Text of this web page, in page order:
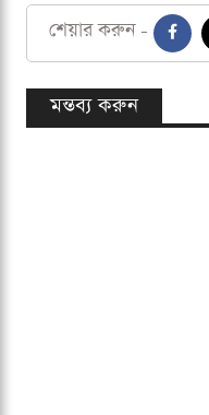
লড়াই করা ব্যাটার। তবে
করবিন বশ (২–২০)
ওভারে প্রয়োজন ছিল ২৬
ফেরালে জয়ের আশা শেষ হয়ে